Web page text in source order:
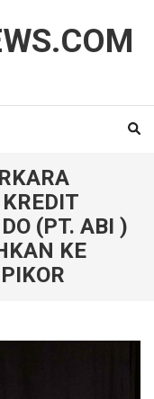
(PT. ABI )
KE